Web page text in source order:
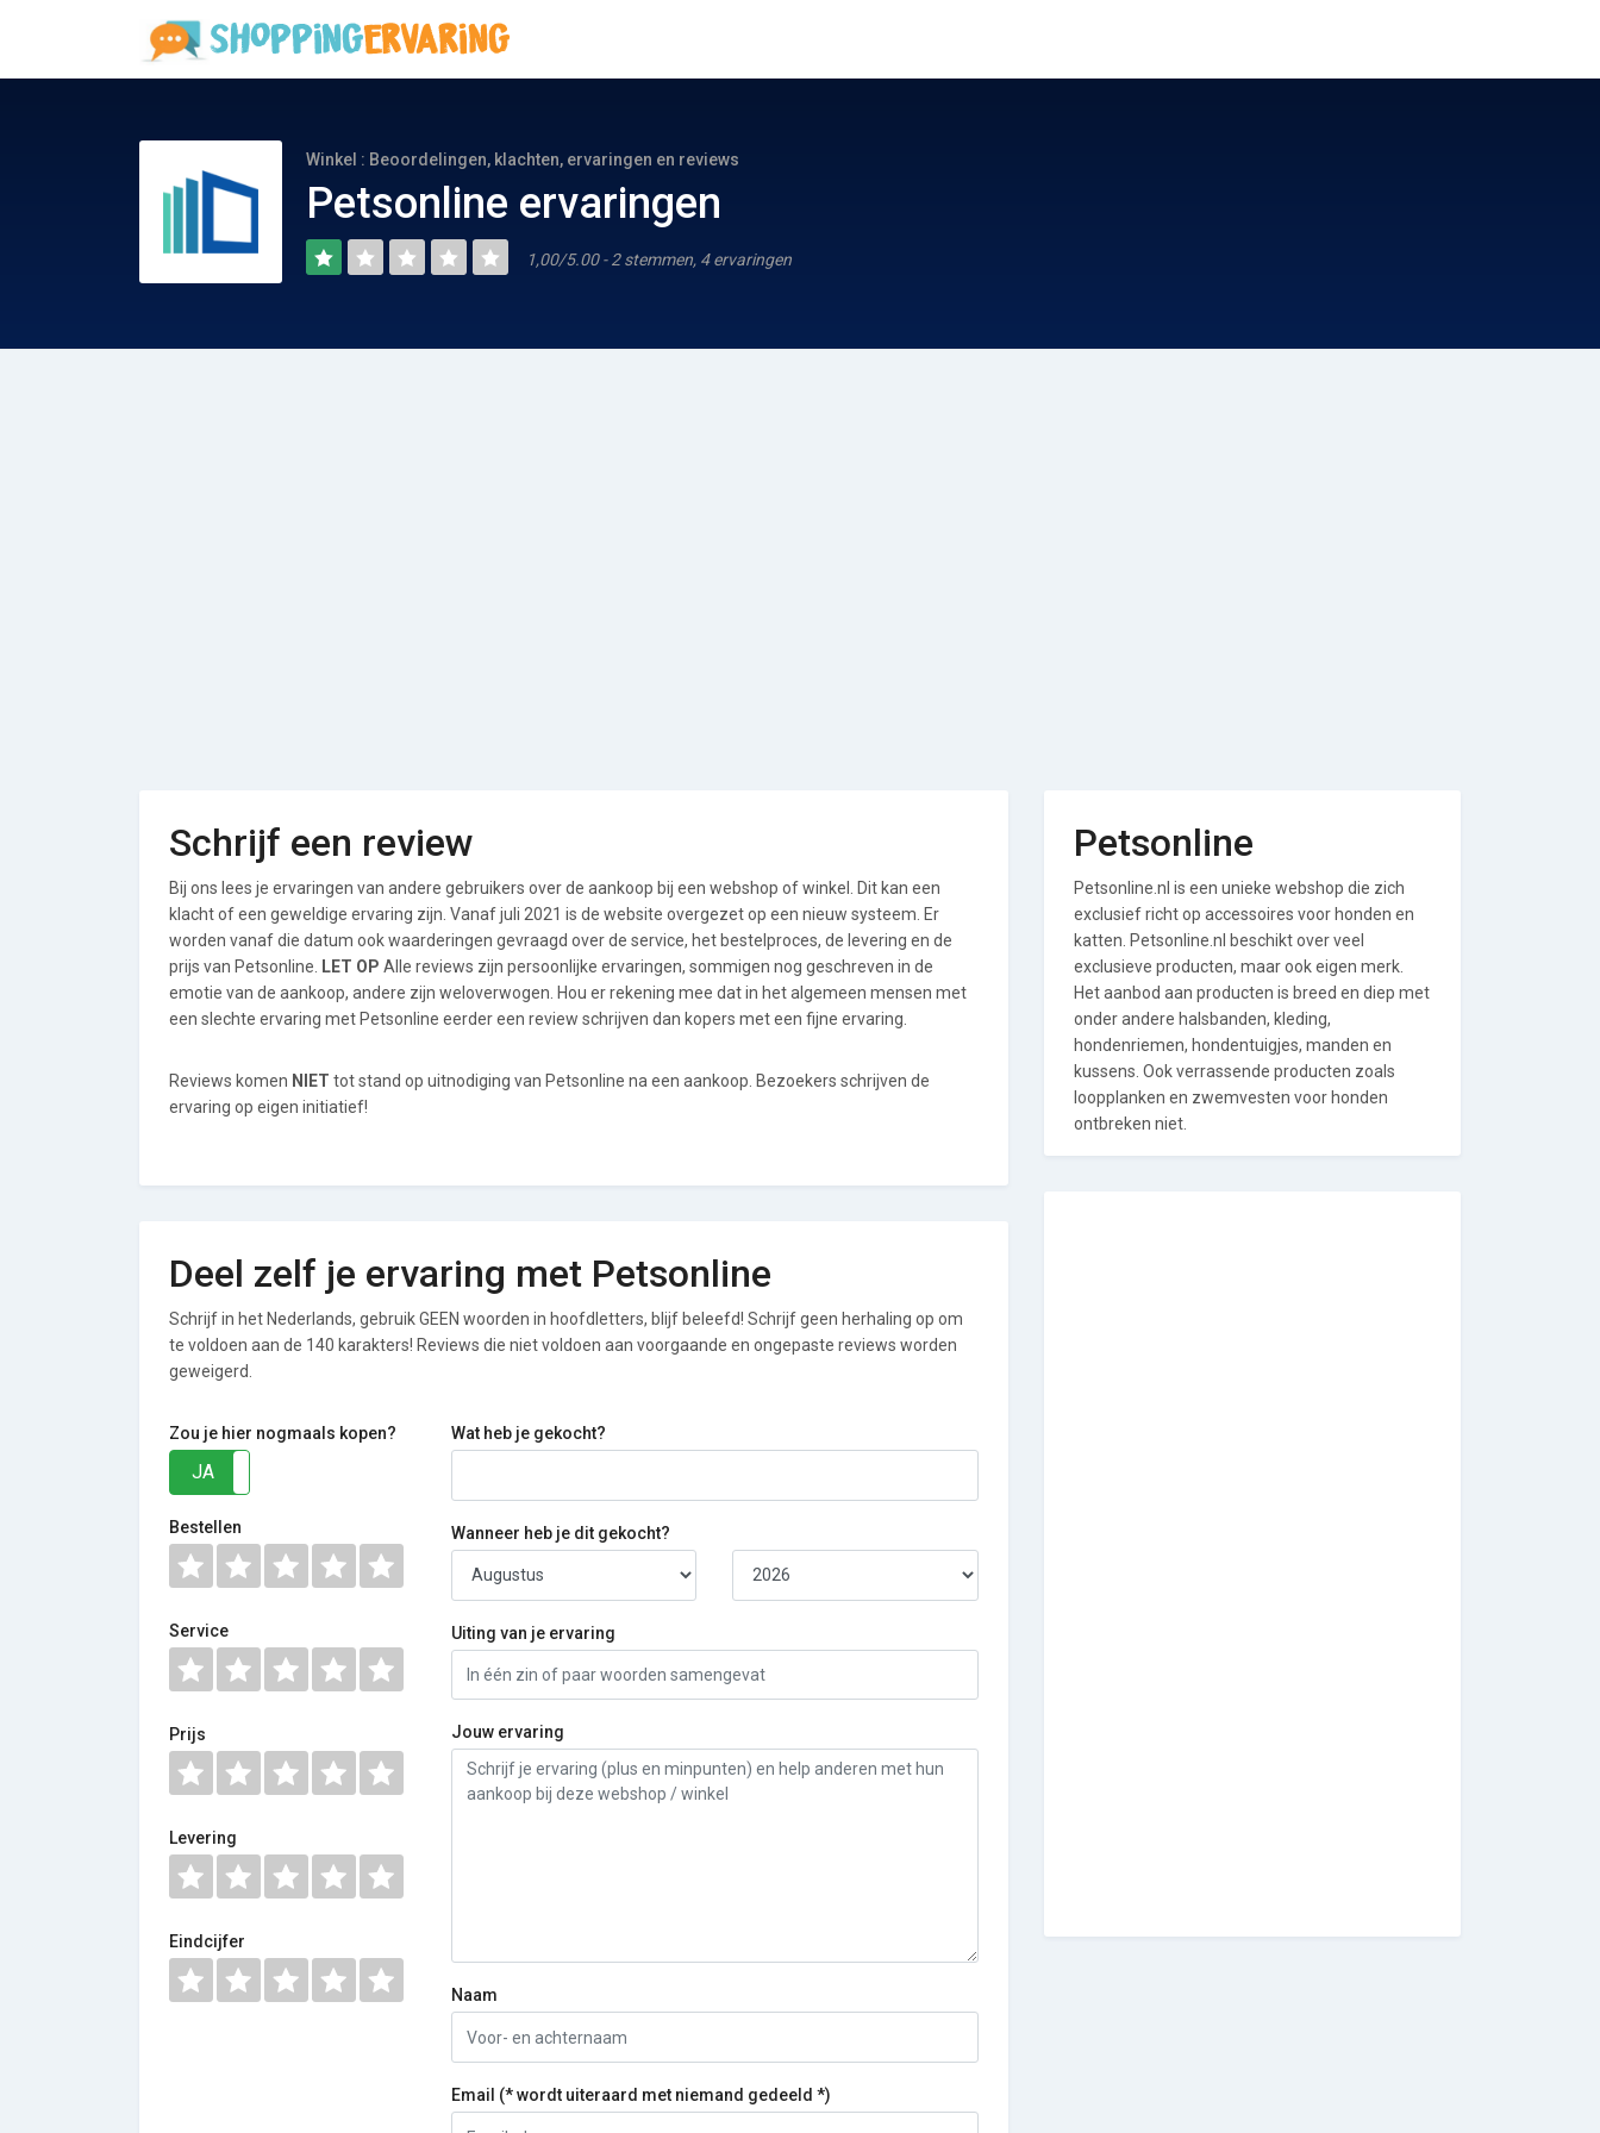
Winkel : Beoordelingen, klachten, ervaringen en reviews
Petsonline ervaringen
1,00/5.00 - 2 stemmen, 4 ervaringen
Schrijf een review
Bij ons lees je ervaringen van andere gebruikers over de aankoop bij een webshop of winkel. Dit kan een
klacht of een geweldige ervaring zijn. Vanaf juli 2021 is de website overgezet op een nieuw systeem. Er
worden vanaf die datum ook waarderingen gevraagd over de service, het bestelproces, de levering en de
prijs van Petsonline.
LET OP Alle reviews zijn persoonlijke ervaringen, sommigen nog geschreven in de
emotie van de aankoop, andere zijn weloverwogen. Hou er rekening mee dat in het algemeen mensen met
een slechte ervaring met Petsonline eerder een review schrijven dan kopers met een fijne ervaring.
Reviews komen NIET tot stand op uitnodiging van Petsonline na een aankoop. Bezoekers schrijven de
ervaring op eigen initiatief!
Deel zelf je ervaring met Petsonline
Schrijf in het Nederlands, gebruik GEEN woorden in hoofdletters, blijf beleefd! Schrijf geen herhaling op om
te voldoen aan de 140 karakters! Reviews die niet voldoen aan voorgaande en ongepaste reviews worden
geweigerd.
Zou je hier nogmaals kopen?
JA
Bestellen
Service
Prijs
Levering
Eindcijfer
Wat heb je gekocht?
Wanneer heb je dit gekocht?
Uiting van je ervaring
Jouw ervaring
Naam
Email (* wordt uiteraard met niemand gedeeld *)
Petsonline
Petsonline.nl is een unieke webshop die zich
exclusief richt op accessoires voor honden en
katten. Petsonline.nl beschikt over veel
exclusieve producten, maar ook eigen merk.
Het aanbod aan producten is breed en diep met
onder andere halsbanden, kleding,
hondenriemen, hondentuigjes, manden en
kussens. Ook verrassende producten zoals
loopplanken en zwemvesten voor honden
ontbreken niet.